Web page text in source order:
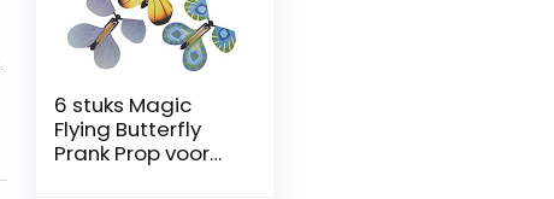
6 stuks Magic
Flying Butterfly
Prank Prop voor